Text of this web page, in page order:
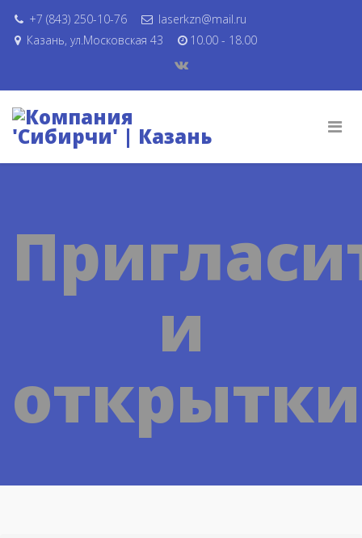
+7 (843) 250-10-76
laserkzn@mail.ru
Казань, ул.Московская 43
10.00 - 18.00
и
открытки